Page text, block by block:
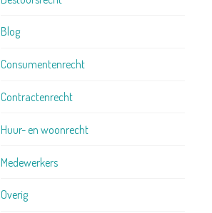
Blog
Consumentenrecht
Contractenrecht
Huur- en woonrecht
Medewerkers
Overig